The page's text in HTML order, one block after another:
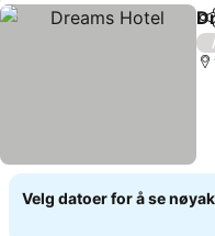
/
Velg datoer for å se